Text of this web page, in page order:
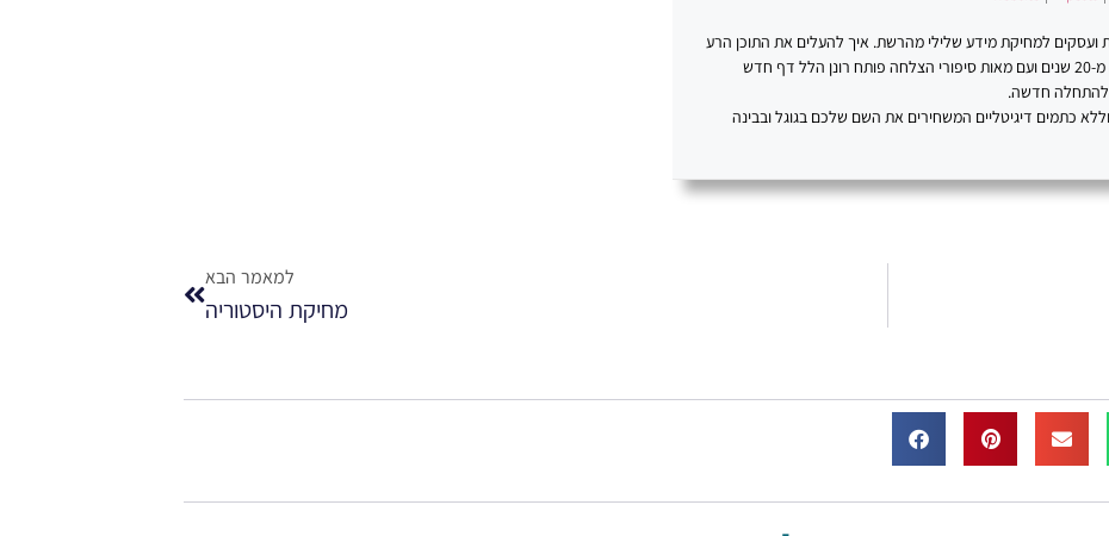
ועסקים למחיקת מידע שלילי מהרשת. איך להעלים את התוכן הרע
מהאינטרנט. פתרונות יצירתיים. רונן הלל ניהול מוניטין. במשך למעלה מ-20 שנים ועם מאות סיפורי הצלחה פותח רונן הלל דף חדש
להתחלה חדשה.
כתמים דיגיטליים המשחירים את השם שלכם בגוגל ובבינה
למאמר הבא
מחיקת היסטוריה